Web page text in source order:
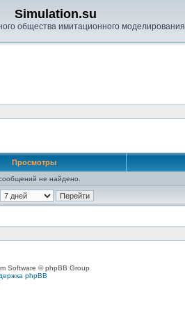
Simulation.su
общества имитационного моделирования
Просмотры
не найдено.
Software © phpBB Group
phpBB